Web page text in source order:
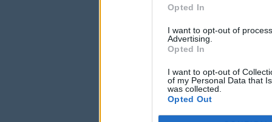
Opted In
I want to opt-out of
Advertising.
Opted In
I want to opt-out of
of my Personal Data that
was collected.
Opted Out